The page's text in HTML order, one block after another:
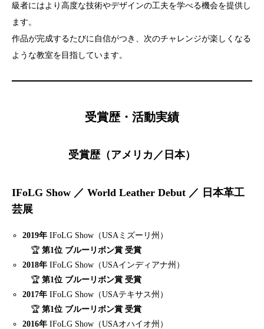
級者にはより高度な技術やデザインの工夫を学べる機会を提供し
ます。
作品が完成するたびに自信がつき、次のチャレンジが楽しくなる
ような教室を目指しています。
受賞歴・活動実績
受賞歴（アメリカ／日本）
IFoLG Show ／ World Leather Debut ／ 日本革工
芸展
2019年 IFoLG Show（USAミズーリ州）
🏆第1位 ブルーリボン賞 受賞
2018年 IFoLG Show（USAインディアナ州）
🏆第1位 ブルーリボン賞 受賞
2017年 IFoLG Show（USAテキサス州）
🏆第1位 ブルーリボン賞 受賞
2016年 IFoLG Show（USAオハイオ州）